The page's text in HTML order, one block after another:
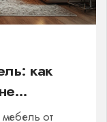
как
от